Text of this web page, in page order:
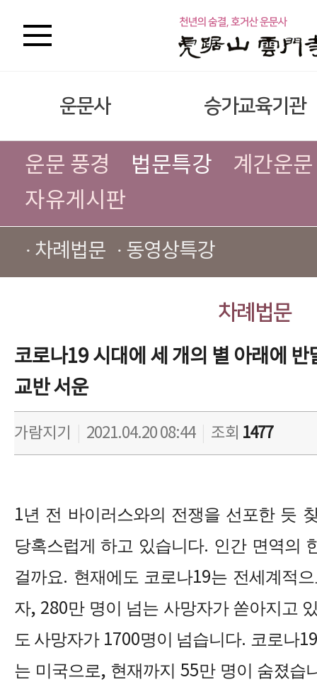
운문사 승가교육기관
운문 풍경 법문특강
계간운문
자유게시판
· 차례법문 · 동영상특강
차례법문
코로나19 시대에 세 개의 별 아래에
교반 서운
가람지기 2021.04.20 08:44 조회 1477
1년 전 바이러스와의 전쟁을 선포한 듯
당혹스럽게 하고 있습니다. 인간 면역의
걸까요. 현재에도 코로나19는 전세계적
자, 280만 명이 넘는 사망자가 쏟아지고
도 사망자가 1700명이 넘습니다. 코로나
는 미국으로, 현재까지 55만 명이 숨졌습